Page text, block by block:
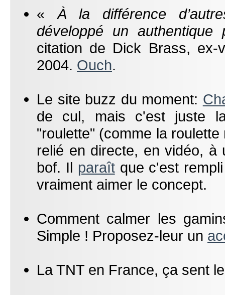
« À la différence
développé un authentique
citation de Dick Brass, ex-
2004. Ouch.
Le site buzz du moment:
de cul, mais c'est juste
"roulette" (comme la
relié en directe, en vidéo, à
bof. Il paraîtque c'est
vraiment aimer le concept.
Comment calmer les
Simple ! Proposez-leur un
La TNT en France, ça sent